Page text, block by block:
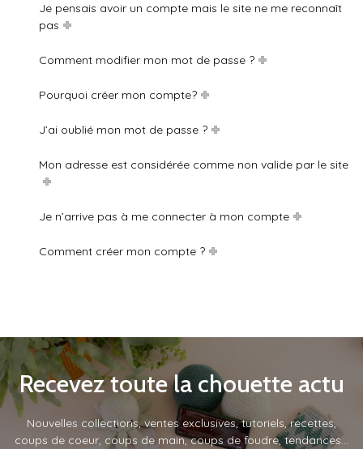
Je pensais avoir un compte mais le site ne me reconnaît
pas
Comment modifier mon mot de passe ?
Pourquoi créer mon compte?
J’ai oublié mon mot de passe ?
Mon adresse est considérée comme non valide par le site
Je n’arrive pas à me connecter à mon compte
Comment créer mon compte ?
Recevez toute la chouette actu
Nouvelles collections, ventes exclusives, tutoriels, recettes,
coups de coeur, coups de main, coups de foudre, tendances…